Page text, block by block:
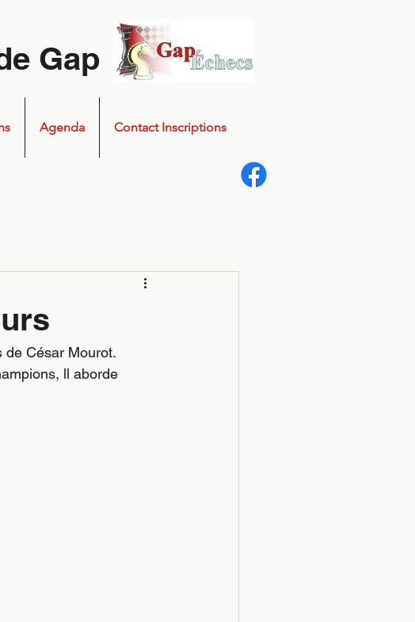
Gap
Agenda Contact Inscriptions
de César Mourot.
ll aborde